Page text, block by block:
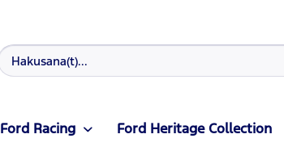
Ford Racing Ford Heritage Collection